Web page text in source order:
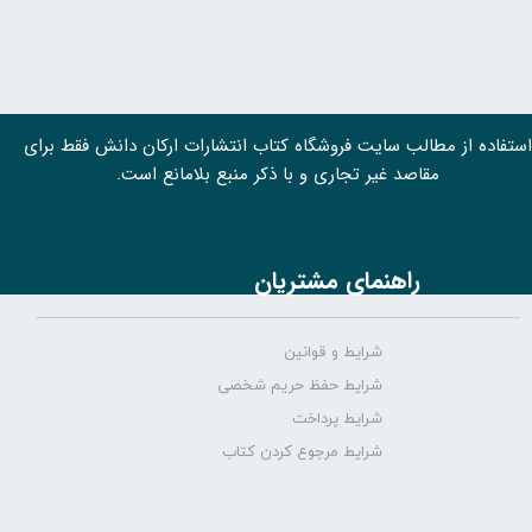
استفاده از مطالب سايت فروشگاه کتاب انتشارات ارکان دانش فقط برای
مقاصد غیر تجاری و با ذکر منبع بلامانع است.
راهنمای مشتریان
شرایط و قوانین
شرایط حفظ حریم شخصی
شرایط پرداخت
شرایط مرجوع کردن کتاب